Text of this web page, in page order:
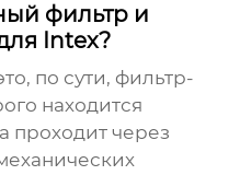
фильтр и
Intex?
по сути, фильтр-
находится
проходит через